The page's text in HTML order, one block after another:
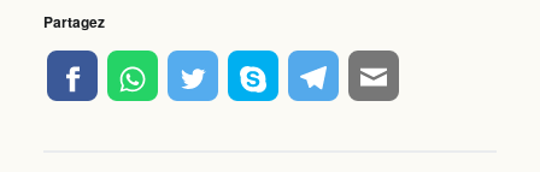
Partagez